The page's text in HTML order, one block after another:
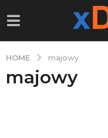
HOME majowy
majowy